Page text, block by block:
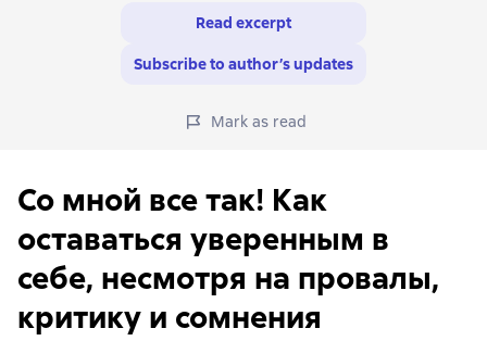
Read excerpt
Subscribe to author’s updates
Mark as read
Со мной все так! Как
оставаться уверенным в
себе, несмотря на провалы,
критику и сомнения